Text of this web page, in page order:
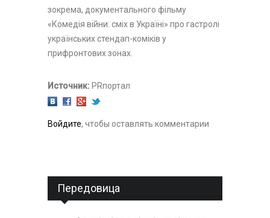
зокрема, документального фільму
«Комедія війни: сміх в Україні» про гастролі
українських стендап-коміків у
прифронтових зонах.
Источник: PRпортал
Войдите, чтобы оставлять комментарии
Передовица